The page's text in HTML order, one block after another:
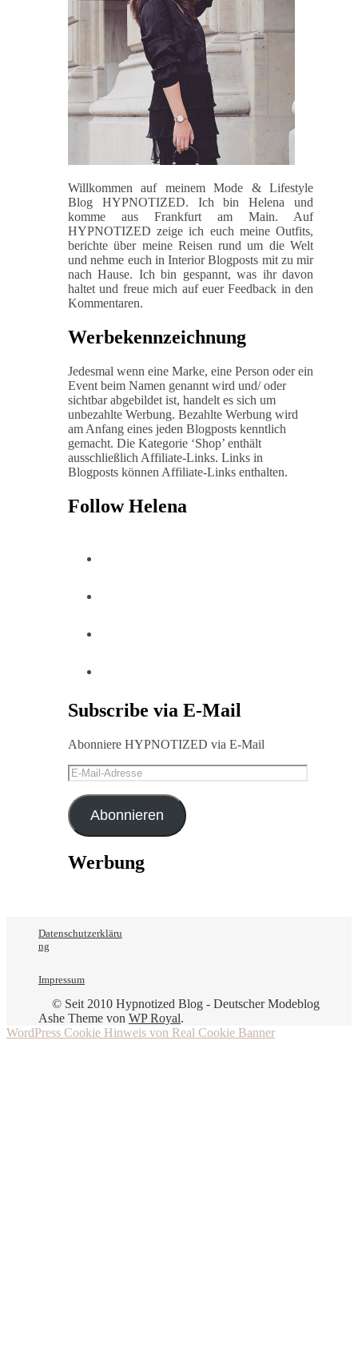
Willkommen auf meinem Mode & Lifestyle
Blog HYPNOTIZED. Ich bin Helena und
komme aus Frankfurt am Main. Auf
HYPNOTIZED zeige ich euch meine Outfits,
berichte über meine Reisen rund um die Welt
und nehme euch in Interior Blogposts mit zu mir
nach Hause. Ich bin gespannt, was ihr davon
haltet und freue mich auf euer Feedback in den
Kommentaren.
Werbekennzeichnung
Jedesmal wenn eine Marke, eine Person oder ein
Event beim Namen genannt wird und/ oder
sichtbar abgebildet ist, handelt es sich um
unbezahlte Werbung. Bezahlte Werbung wird
am Anfang eines jeden Blogposts kenntlich
gemacht. Die Kategorie ‘Shop’ enthält
ausschließlich Affiliate-Links. Links in
Blogposts können Affiliate-Links enthalten.
Follow Helena
Subscribe via E-Mail
Abonniere HYPNOTIZED via E-Mail
E-
Mail-
Adresse
Abonnieren
Werbung
Datenschutzerkläru
ng
Impressum
© Seit 2010 Hypnotized Blog - Deutscher Modeblog
Ashe Theme von WP Royal.
WordPress Cookie Hinweis von Real Cookie Banner